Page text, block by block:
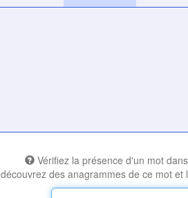
Vérifiez la présence d'un mot
découvrez des anagrammes de ce mot et